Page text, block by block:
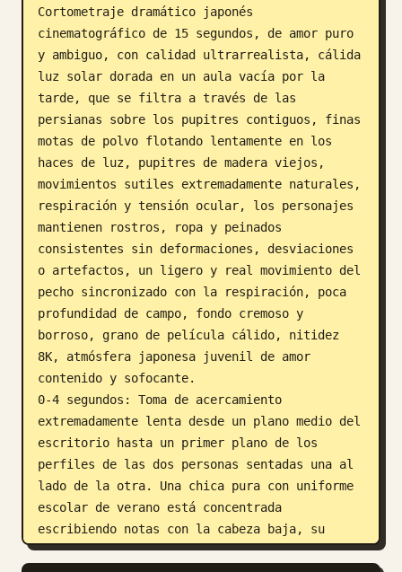
Cortometraje dramático japonés
cinematográfico de 15 segundos, de amor puro
y ambiguo, con calidad ultrarrealista, cálida
luz solar dorada en un aula vacía por la
tarde, que se filtra a través de las
persianas sobre los pupitres contiguos, finas
motas de polvo flotando lentamente en los
haces de luz, pupitres de madera viejos,
movimientos sutiles extremadamente naturales,
respiración y tensión ocular, los personajes
mantienen rostros, ropa y peinados
consistentes sin deformaciones, desviaciones
o artefactos, un ligero y real movimiento del
pecho sincronizado con la respiración, poca
profundidad de campo, fondo cremoso y
borroso, grano de película cálido, nitidez
8K, atmósfera japonesa juvenil de amor
contenido y sofocante.
0-4 segundos: Toma de acercamiento
extremadamente lenta desde un plano medio del
escritorio hasta un primer plano de los
perfiles de las dos personas sentadas una al
lado de la otra. Una chica pura con uniforme
escolar de verano está concentrada
escribiendo notas con la cabeza baja, su
largo cabello negro y los mechones sueltos